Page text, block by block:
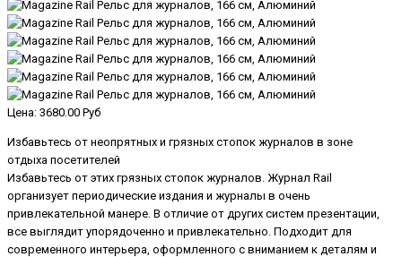
Цена: 3680.00 Руб
Избавьтесь от неопрятных и грязных стопок журналов в зоне
отдыха посетителей
Избавьтесь от этих грязных стопок журналов. Журнал Rail
организует периодические издания и журналы в очень
привлекательной манере. В отличие от других систем презентации,
все выглядит упорядоченно и привлекательно. Подходит для
современного интерьера, оформленного с вниманием к деталям и